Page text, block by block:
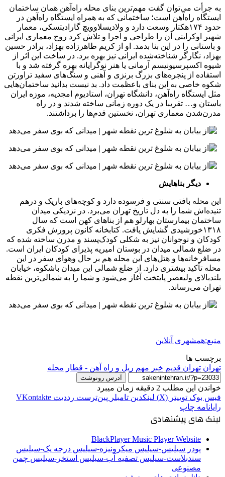
به جرأت می‌توان گفت مهم‌ترین بنای محله راه‌آهن همان ساختمان
ایستگاه راه‌آهن است؛ ساختمانی که به همراه ایستگاه راه‌آهن در
حدود ۱۷۴هکتار وسعت دارد و ولادیسلاوویچ گارادیتسکی، معمار
شهیر اوکراینی آن را طراحی و اجرا و تلاش کرد روح معماری ایرانی
و باستانی را در این بنا بدمد. او از کریم طاهرزاده بهزاد، برادر حسین
بهزاد، نگارگر شناخته‌شده ایرانی نیز بهره ‌برد. در ساخت این اثر از
شیوه اکسپرسیونیسم آرمانی یا هنر نوگرایانه بهره گرفته شد و با
استفاده از پنجره‌های بزرگ برنزی و آهنی و سنگ‌های سفید تراورتن
شکوه خاصی به این بنای باعظمت داد. بد نیست بدانید ساختمان‌هایی
مثل ایستگاه راه‌آهن، دانشگاه تهران، استادیوم امجدیه، موزه ایران
باستان و… تقریبا در یک دوره زمانی ساخته شدند و در راه
مدرن‌شدن معماری تهران، نخستین قدم‌ها را برداشتند.
دیگر بناهایش
این محله بافتی سنتی و فرسوده دارد و کوچه‌های باریک و درهم
تنیده‌اش شما را به دل تاریخ تهران می‌برد. در نزدیکی میدان
ساختمان بیمارستان بهارلو هم از بناهای کهن است که سال
۱۳۱۸خورشیدی گشایش یافت. کتابخانه کانون پرورش فکری
کودکان و نوجوانان نیز به شکلی کودک‌پسند و مدرن ساخته شده که
در ضلع شمالی میدان در بوستان امیریه پذیرای کودکان ایران است.
مسافرخانه‌ها و هتل‌های این محله هم بر حال وهوای سفر در این
محله تأکید بیشتری دارد. از ضلع شمالی این میدان باشکوه، خیابان
بلندبالای ولیعصر پایتخت آغاز می‌شود و شما را به شمالی‌ترین نقطه
تهران می‌رساند.
منبع:همشهری آنلاین
برچسب ها
تهران تهران قدیم خبر مهم ریل و راه آهن - قطار محله
آدرس رونوشت
خواندن این مطلب 2 دقیقه زمان میبرد
فیس بوک توییتر (X) لینکدین ‫تامبلر ‫پین‌ترست ‫رددیت ‫VKontakte
رایانامه چاپ
لینک های پیشنهادی
BlackPlayer Music Player Website
پودر سیلیس-سیلیس میکرونیزه-سیلیس درجه یک-سیلیس
سندبلاست-سیلیس تصفیه آب-سیلیس استخر-سیلیس چمن
مصنوعی